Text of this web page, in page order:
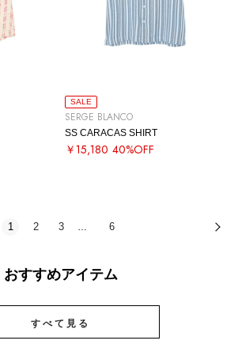
SALE
SERGE BLANCO
SS CARACAS SHIRT
￥15,180 40%OFF
1 2 3 … 6
おすすめアイテム
すべて見る